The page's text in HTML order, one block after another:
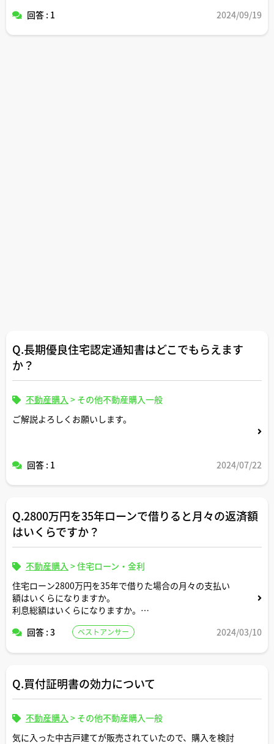
回答 : 1
2024/09/19
Q.長期優良住宅認定通知書はどこでもらえます
か？
不動産購入 > その他不動産購入一般
ご解説よろしくお願いします。
回答 : 1 2024/07/22
Q.2800万円を35年ローンで借りると月々の返済額
はいくらですか？
不動産購入 >住宅ローン・金利
住宅ローン2800万円を35年で借りた場合の月々の支払い
額はいくらになりますか。
利息総額はいくらになりますか。
返済条件や金利条件等は適当な形で設定していただいて構
回答 : 3 ベストアンサー 2024/03/10
Q.買付証明書の効力について
不動産購入 > その他不動産購入一般
気に入った中古戸建てが販売されていたので、購入を検討